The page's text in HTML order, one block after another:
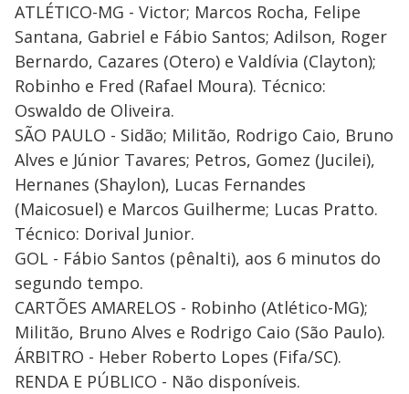
ATLÉTICO-MG - Victor; Marcos Rocha, Felipe
Santana, Gabriel e Fábio Santos; Adilson, Roger
Bernardo, Cazares (Otero) e Valdívia (Clayton);
Robinho e Fred (Rafael Moura). Técnico:
Oswaldo de Oliveira.
SÃO PAULO - Sidão; Militão, Rodrigo Caio, Bruno
Alves e Júnior Tavares; Petros, Gomez (Jucilei),
Hernanes (Shaylon), Lucas Fernandes
(Maicosuel) e Marcos Guilherme; Lucas Pratto.
Técnico: Dorival Junior.
GOL - Fábio Santos (pênalti), aos 6 minutos do
segundo tempo.
CARTÕES AMARELOS - Robinho (Atlético-MG);
Militão, Bruno Alves e Rodrigo Caio (São Paulo).
ÁRBITRO - Heber Roberto Lopes (Fifa/SC).
RENDA E PÚBLICO - Não disponíveis.